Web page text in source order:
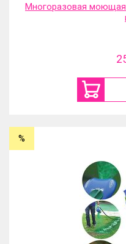
Многоразовая
%